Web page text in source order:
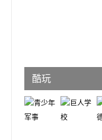
酷玩